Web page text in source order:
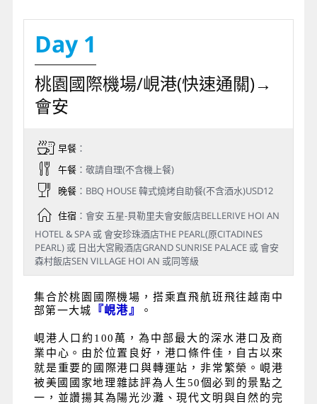
Day 1
桃園國際機場/峴港(快速通關)→
會安
早餐：
午餐：敬請自理(不含機上餐)
晚餐：BBQ HOUSE 韓式燒烤自助餐(不含酒水)USD12
住宿：會安 五星-貝勒里夫會安飯店BELLERIVE HOI AN
HOTEL & SPA 或 會安珍珠酒店THE PEARL(原CITADINES
PEARL) 或 日出大宮殿酒店GRAND SUNRISE PALACE 或 會安
森村飯店SEN VILLAGE HOI AN 或同等級
集合於桃園國際機場，搭乘直飛航班飛往越南中
部第一大城
『峴港』 。
峴港人口約100萬，為中部最大的深水港口及商
業中心。由於位置良好，港口條件佳，自古以來
就是重要的國際港口與轉運站，非常繁榮。峴港
被美國國家地理雜誌評為人生50個必到的景點之
一，並讚揚其為陽光沙灘、現代文明與自然的完